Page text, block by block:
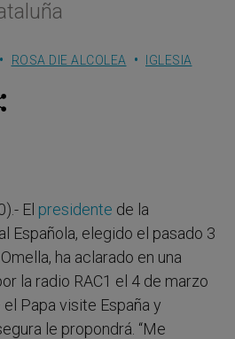
ROSA DIE ALCOLEA
IGLESIA
El presidente de la
Española, elegido el pasado 3
ha aclarado en una
la radio RAC1 el 4 de marzo
Papa visite España y
le propondrá. “Me